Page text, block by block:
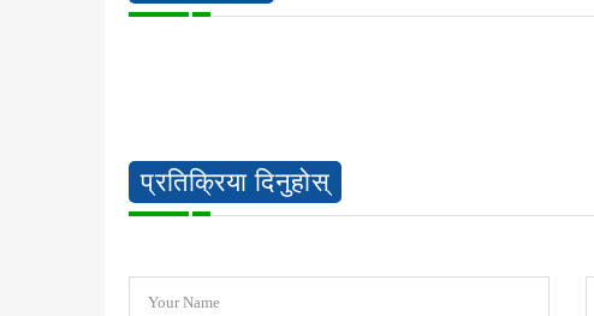
प्रतिक्रिया दिनुहोस्
Your Name